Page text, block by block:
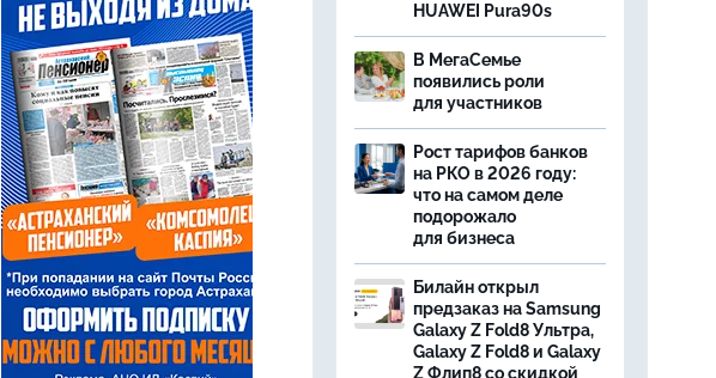
HUAWEI Pura90s
В МегаСемье
появились роли
для участников
Рост тарифов банков
на РКО в 2026 году:
что на самом деле
подорожало
для бизнеса
Билайн открыл
предзаказ на Samsung
Galaxy Z Fold8 Ультра,
Galaxy Z Fold8 и Galaxy
Z Флип8 со скидкой